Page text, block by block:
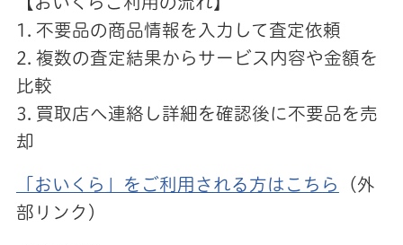
1. 不要品の商品情報を入力して査定依頼
2. 複数の査定結果からサービス内容や金額を
比較
3. 買取店へ連絡し詳細を確認後に不要品を売
却
「おいくら」をご利用される方はこちら （外
部リンク）